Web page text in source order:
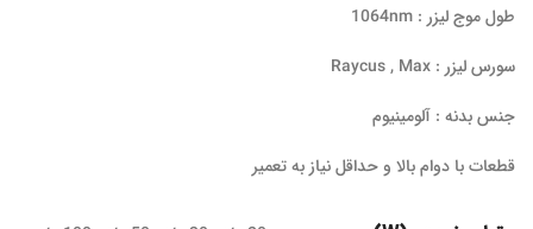
طول موج لیزر : 1064nm
سورس لیزر : Raycus , Max
جنس بدنه : آلومینیوم
قطعات با دوام بالا و حداقل نیاز به تعمیر